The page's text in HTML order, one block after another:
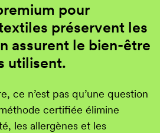
pour
préservent les
assurent le bien-être
utilisent.
ce n’est pas qu’une question
certifiée élimine
les allergènes et les